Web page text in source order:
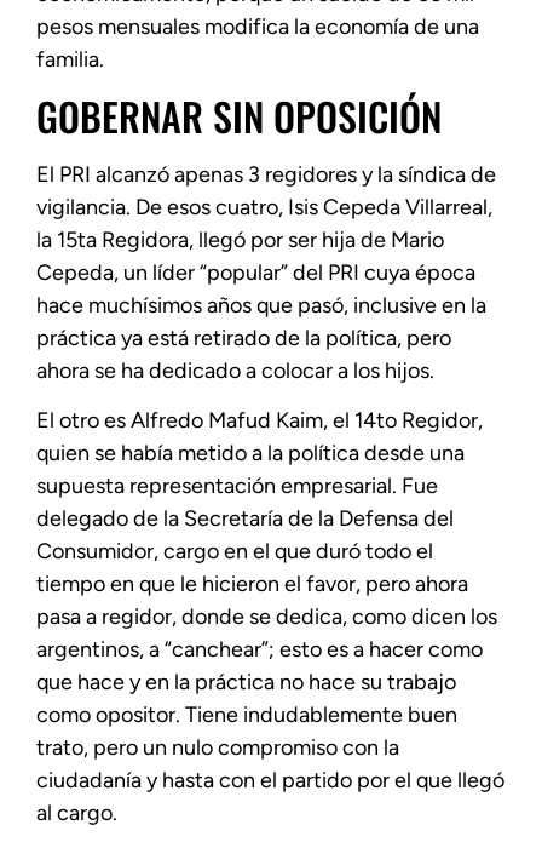
pesos mensuales modifica la economía de una
familia.
GOBERNAR SIN OPOSICIÓN
El PRI alcanzó apenas 3 regidores y la síndica de
vigilancia. De esos cuatro, Isis Cepeda Villarreal,
la 15ta Regidora, llegó por ser hija de Mario
Cepeda, un líder “popular” del PRI cuya época
hace muchísimos años que pasó, inclusive en la
práctica ya está retirado de la política, pero
ahora se ha dedicado a colocar a los hijos.
El otro es Alfredo Mafud Kaim, el 14to Regidor,
quien se había metido a la política desde una
supuesta representación empresarial. Fue
delegado de la Secretaría de la Defensa del
Consumidor, cargo en el que duró todo el
tiempo en que le hicieron el favor, pero ahora
pasa a regidor, donde se dedica, como dicen los
argentinos, a “canchear”; esto es a hacer como
que hace y en la práctica no hace su trabajo
como opositor. Tiene indudablemente buen
trato, pero un nulo compromiso con la
ciudadanía y hasta con el partido por el que llegó
al cargo.